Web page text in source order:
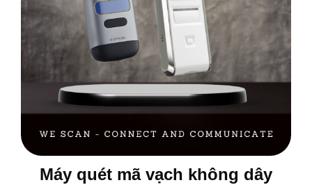
Máy quét mã vạch không dây